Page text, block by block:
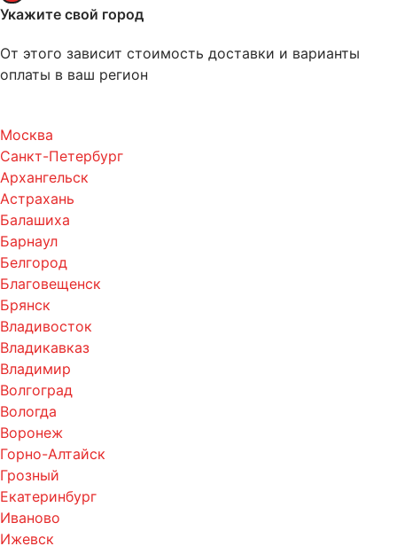
Укажите свой город
От этого зависит стоимость доставки и варианты
оплаты в ваш регион
Москва
Санкт-Петербург
Архангельск
Астрахань
Балашиха
Барнаул
Белгород
Благовещенск
Брянск
Владивосток
Владикавказ
Владимир
Волгоград
Вологда
Воронеж
Горно-Алтайск
Грозный
Екатеринбург
Иваново
Ижевск